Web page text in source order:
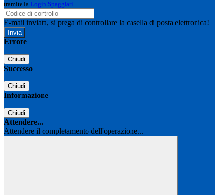
tramite la Login Spaggiari
E-mail inviata, si prega di controllare la casella di posta elettronica!
Errore
Chiudi
Successo
Chiudi
Informazione
Chiudi
Attendere...
Attendere il completamento dell'operazione...